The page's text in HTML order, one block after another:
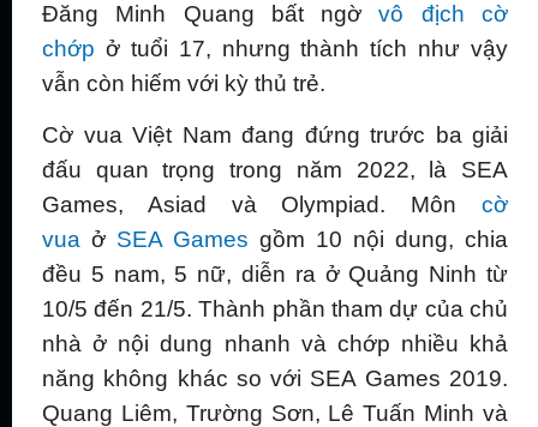
Đăng Minh Quang bất ngờvô địch cờ
chớp ở tuổi 17, nhưng thành tích như vậy
vẫn còn hiếm với kỳ thủ trẻ.
Cờ vua Việt Nam đang đứng trước ba giải
đấu quan trọng trong năm 2022, là SEA
Games, Asiad và Olympiad. Môn cờ
vua ở SEA Games gồm 10 nội dung, chia
đều 5 nam, 5 nữ, diễn ra ở Quảng Ninh từ
10/5 đến 21/5. Thành phần tham dự của chủ
nhà ở nội dung nhanh và chớp nhiều khả
năng không khác so với SEA Games 2019.
Quang Liêm, Trường Sơn, Lê Tuấn Minh và